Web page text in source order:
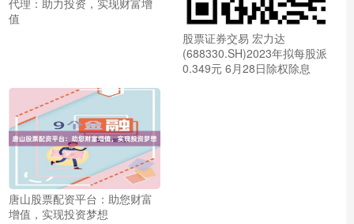
值
股票证券交易 宏力达
(688330.SH)2023年拟每股派
0.349元 6月28日除权除息
唐山股票配资平台：助您财富
增值，实现投资梦想